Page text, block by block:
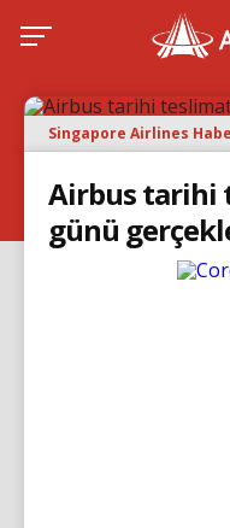
Singapore Airlines
Airbus tarihi
günü